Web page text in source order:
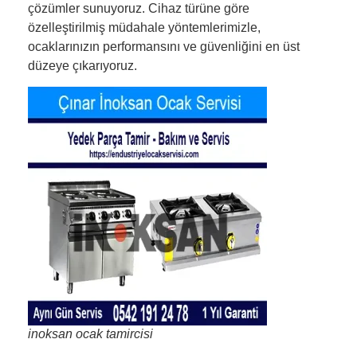
çözümler sunuyoruz. Cihaz türüne göre
özelleştirilmiş müdahale yöntemlerimizle,
ocaklarınızın performansını ve güvenliğini en üst
düzeye çıkarıyoruz.
inoksan ocak tamircisi